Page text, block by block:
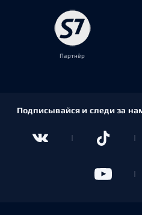
Партнёр
Подписывайся и следи за